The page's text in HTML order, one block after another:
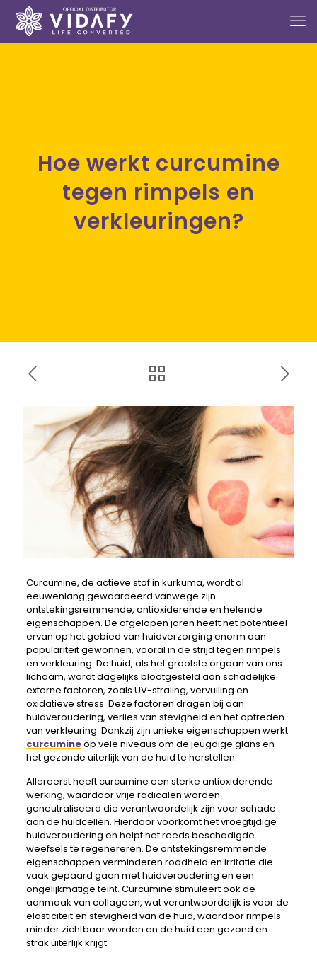
Hoe werkt curcumine
tegen rimpels en
verkleuringen?
Curcumine, de actieve stof in kurkuma, wordt al
eeuwenlang gewaardeerd vanwege zijn
ontstekingsremmende, antioxiderende en helende
eigenschappen. De afgelopen jaren heeft het potentieel
ervan op het gebied van huidverzorging enorm aan
populariteit gewonnen, vooral in de strijd tegen rimpels
en verkleuring. De huid, als het grootste orgaan van ons
lichaam, wordt dagelijks blootgesteld aan schadelijke
externe factoren, zoals UV-straling, vervuiling en
oxidatieve stress. Deze factoren dragen bij aan
huidveroudering, verlies van stevigheid en het optreden
van verkleuring. Dankzij zijn unieke eigenschappen werkt
curcumineop vele niveaus om de jeugdige glans en
het gezonde uiterlijk van de huid te herstellen.
Allereerst heeft curcumine een sterke antioxiderende
werking, waardoor vrije radicalen worden
geneutraliseerd die verantwoordelijk zijn voor schade
aan de huidcellen. Hierdoor voorkomt het vroegtijdige
huidveroudering en helpt het reeds beschadigde
weefsels te regenereren. De ontstekingsremmende
eigenschappen verminderen roodheid en irritatie die
vaak gepaard gaan met huidveroudering en een
ongelijkmatige teint. Curcumine stimuleert ook de
aanmaak van collageen, wat verantwoordelijk is voor de
elasticiteit en stevigheid van de huid, waardoor rimpels
minder zichtbaar worden en de huid een gezond en
strak uiterlijk krijgt.